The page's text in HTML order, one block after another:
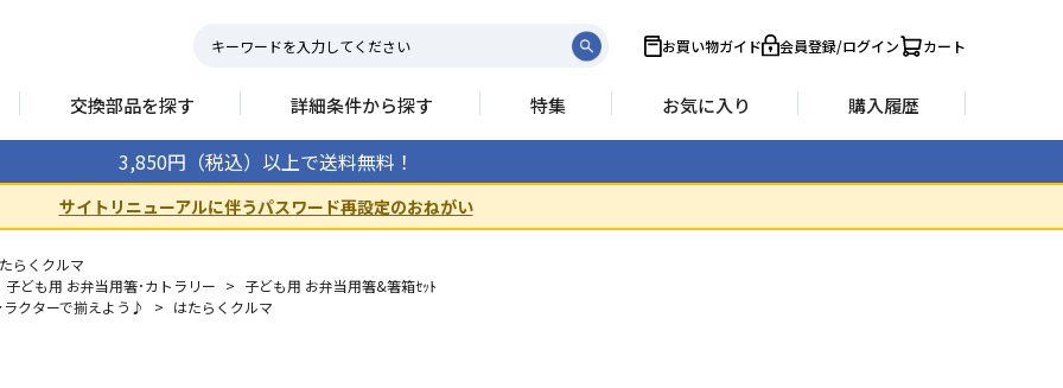
お買い物ガイド 会員登録/ログイン カート
交換部品を探す 詳細条件から探す 特集 お気に入り 購入履歴
3,850円（税込）以上で送料無料！
サイトリニューアルに伴うパスワード再設定のおねがい
らくクルマ
子ども用 お弁当用箸･カトラリー > 子ども用 お弁当用箸&箸箱ｾｯﾄ
クターで揃えよう♪
> はたらくクルマ